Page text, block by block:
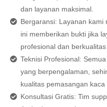
dan layanan maksimal.
Bergaransi: Layanan kami
ini memberikan bukti jika
profesional dan berkualitas
Teknisi Profesional:
yang berpengalaman,
kualitas pemasangan
Konsultasi Gratis: Tim